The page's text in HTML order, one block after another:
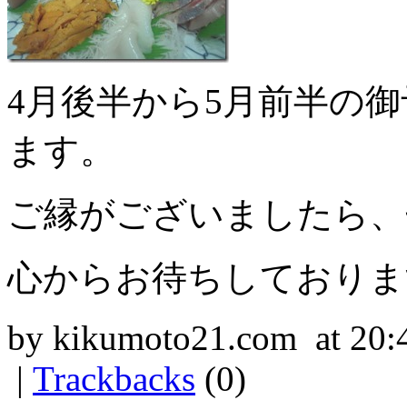
4月後半から5月前半の
ます。
ご縁がございましたら
心からお待ちしており
by kikumoto21.com at
| Trackbacks (0)